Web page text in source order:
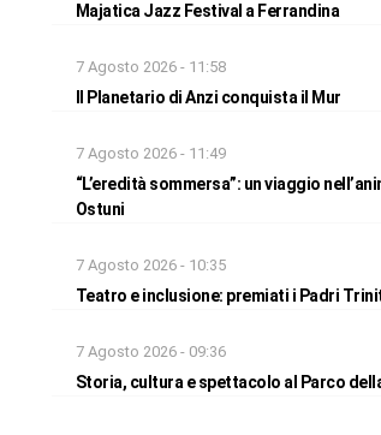
Majatica Jazz Festival a Ferrandina
7 Agosto 2026 - 11:58
Il Planetario di Anzi conquista il Mur
7 Agosto 2026 - 11:49
“L’eredità sommersa”: un viaggio
Ostuni
7 Agosto 2026 - 10:35
Teatro e inclusione: premiati i Padri
7 Agosto 2026 - 09:36
Storia, cultura e spettacolo al Parco